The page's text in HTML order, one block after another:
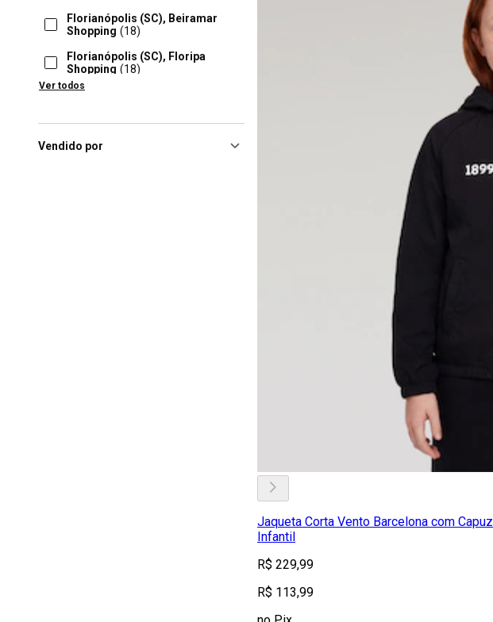
Florianópolis (SC), Beiramar
Shopping (18)
Florianópolis (SC), Floripa
Shopping (18)
Joinville (SC), Mueller
Cascavel
Ver todos
Vendido por
Jaqueta Corta Vento Barcelona com Capuz
Infantil
R$ 229,99
R$ 113,99